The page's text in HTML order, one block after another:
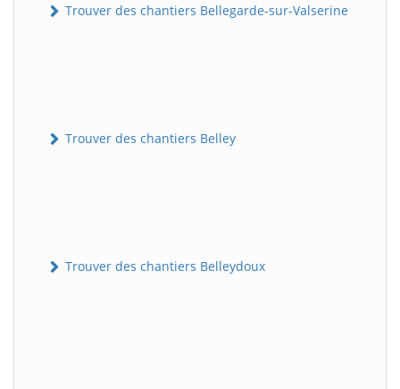
Trouver des chantiers Bellegarde-sur-Valserine
Trouver des chantiers Belley
Trouver des chantiers Belleydoux